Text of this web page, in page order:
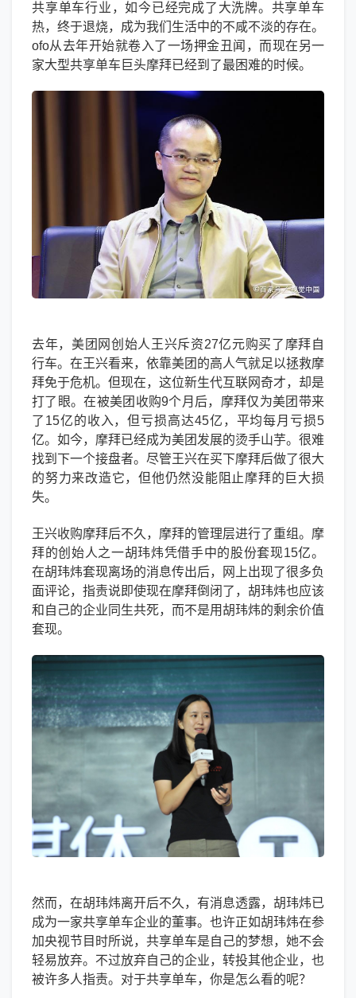
共享单车行业，如今已经完成了大洗牌。共享单车
热，终于退烧，成为我们生活中的不咸不淡的存在。
ofo从去年开始就卷入了一场押金丑闻，而现在另一
家大型共享单车巨头摩拜已经到了最困难的时候。
去年，美团网创始人王兴斥资27亿元购买了摩拜自
行车。在王兴看来，依靠美团的高人气就足以拯救摩
拜免于危机。但现在，这位新生代互联网奇才，却是
打了眼。在被美团收购9个月后，摩拜仅为美团带来
了15亿的收入，但亏损高达45亿，平均每月亏损5
亿。如今，摩拜已经成为美团发展的烫手山芋。很难
找到下一个接盘者。尽管王兴在买下摩拜后做了很大
的努力来改造它，但他仍然没能阻止摩拜的巨大损
失。
王兴收购摩拜后不久，摩拜的管理层进行了重组。摩
拜的创始人之一胡玮炜凭借手中的股份套现15亿。
在胡玮炜套现离场的消息传出后，网上出现了很多负
面评论，指责说即使现在摩拜倒闭了，胡玮炜也应该
和自己的企业同生共死，而不是用胡玮炜的剩余价值
套现。
然而，在胡玮炜离开后不久，有消息透露，胡玮炜已
成为一家共享单车企业的董事。也许正如胡玮炜在参
加央视节目时所说，共享单车是自己的梦想，她不会
轻易放弃。不过放弃自己的企业，转投其他企业，也
被许多人指责。对于共享单车，你是怎么看的呢？